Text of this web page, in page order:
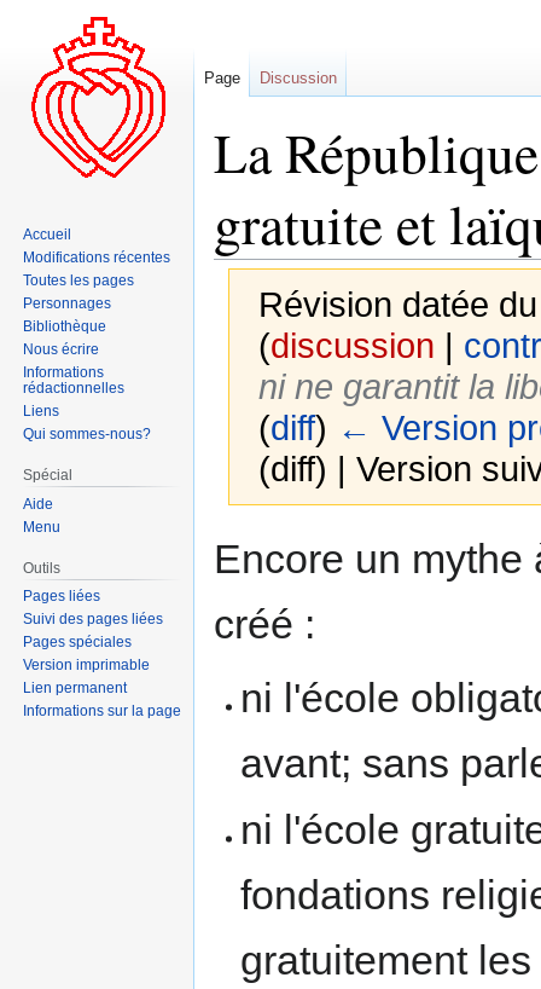
La
gratuite et
Révision datée
(discussion |
ni ne garantit la
(diff) ← Version
(diff) | Version
à
navigation
à
recherche
Encore un mythe
créé :
ni l'école
avant; sans
ni l'école
fondations
gratuitement
Page Discussion
Accueil
Modifications récentes
Toutes les pages
Personnages
Bibliothèque
Nous écrire
Informations
rédactionnelles
Liens
Qui sommes-nous?
Spécial
Aide
Menu
Outils
Pages liées
Suivi des pages liées
Pages spéciales
Version imprimable
Lien permanent
Informations sur la page